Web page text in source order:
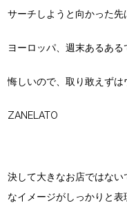
サーチしようと向かった先
ヨーロッパ、週末あるある
悔しいので、取り敢えずは
ZANELATO
決して大きなお店ではな
なイメージがしっかりと